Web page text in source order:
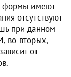
формы имеют
отсутствуют
при данном
во-вторых,
от